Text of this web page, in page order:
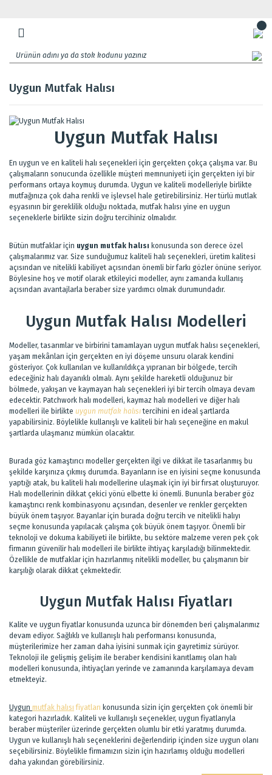
Uygun Mutfak Halısı
Uygun Mutfak Halısı
En uygun ve en kaliteli halı seçenekleri için gerçekten çokça çalışma var. Bu
çalışmaların sonucunda özellikle müşteri memnuniyeti için gerçekten iyi bir
performans ortaya koymuş durumda. Uygun ve kaliteli modelleriyle birlikte
mutfağınıza çok daha renkli ve işlevsel hale getirebilirsiniz. Her türlü mutlak
eşyasının bir gereklilik olduğu noktada, mutfak halısı yine en uygun
seçeneklerle birlikte sizin doğru tercihiniz olmalıdır.
Bütün mutfaklar için uygun mutfak halısı konusunda son derece özel
çalışmalarımız var. Size sunduğumuz kaliteli halı seçenekleri, üretim kalitesi
açısından ve nitelikli kabiliyet açısından önemli bir farkı gözler önüne seriyor.
Böylesine hoş ve motif olarak etkileyici modeller, aynı zamanda kullanış
açısından avantajlarla beraber size yardımcı olmak durumundadır.
Uygun Mutfak Halısı Modelleri
Modeller, tasarımlar ve birbirini tamamlayan uygun mutfak halısı seçenekleri,
yaşam mekânları için gerçekten en iyi döşeme unsuru olarak kendini
gösteriyor. Çok kullanılan ve kullanıldıkça yıpranan bir bölgede, tercih
edeceğiniz halı dayanıklı olmalı. Aynı şekilde hareketli olduğunuz bir
bölmede, yakışan ve kaymayan halı seçenekleri iyi bir tercih olmaya devam
edecektir. Patchwork halı modelleri, kaymaz halı modelleri ve diğer halı
modelleri ile birlikte uygun mutfak halısıtercihini en ideal şartlarda
yapabilirsiniz. Böylelikle kullanışlı ve kaliteli bir halı seçeneğine en makul
şartlarda ulaşmanız mümkün olacaktır.
Burada göz kamaştırıcı modeller gerçekten ilgi ve dikkat ile tasarlanmış bu
şekilde karşınıza çıkmış durumda. Bayanların ise en iyisini seçme konusunda
yaptığı atak, bu kaliteli halı modellerine ulaşmak için iyi bir fırsat oluşturuyor.
Halı modellerinin dikkat çekici yönü elbette ki önemli. Bununla beraber göz
kamaştırıcı renk kombinasyonu açısından, desenler ve renkler gerçekten
büyük önem taşıyor. Bayanlar için burada doğru tercih ve nitelikli halıyı
seçme konusunda yapılacak çalışma çok büyük önem taşıyor. Önemli bir
teknoloji ve dokuma kabiliyeti ile birlikte, bu sektöre malzeme veren pek çok
firmanın güvenilir halı modelleri ile birlikte ihtiyaç karşıladığı bilinmektedir.
Özellikle de mutfaklar için hazırlanmış nitelikli modeller, bu çalışmanın bir
karşılığı olarak dikkat çekmektedir.
Uygun Mutfak Halısı Fiyatları
Kalite ve uygun fiyatlar konusunda uzunca bir dönemden beri çalışmalarımız
devam ediyor. Sağlıklı ve kullanışlı halı performansı konusunda,
müşterilerimize her zaman daha iyisini sunmak için gayretimiz sürüyor.
Teknoloji ile gelişmiş gelişim ile beraber kendisini kanıtlamış olan halı
modelleri konusunda, ihtiyaçları yerinde ve zamanında karşılamaya devam
etmekteyiz.
Uygun mutfak halısı fiyatları konusunda sizin için gerçekten çok önemli bir
kategori hazırladık. Kaliteli ve kullanışlı seçenekler, uygun fiyatlarıyla
beraber müşteriler üzerinde gerçekten olumlu bir etki yaratmış durumda.
Uygun ve kullanışlı halı seçeneklerini değerlendirip içinden size uygun olanı
seçebilirsiniz. Böylelikle firmamızın sizin için hazırlamış olduğu modelleri
daha yakından görebilirsiniz.